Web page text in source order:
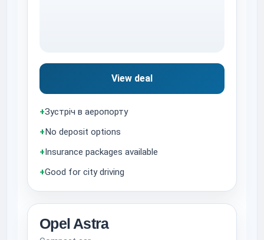
View deal
+Зустріч в аеропорту
+No deposit options
+Insurance packages available
+Good for city driving
Opel Astra